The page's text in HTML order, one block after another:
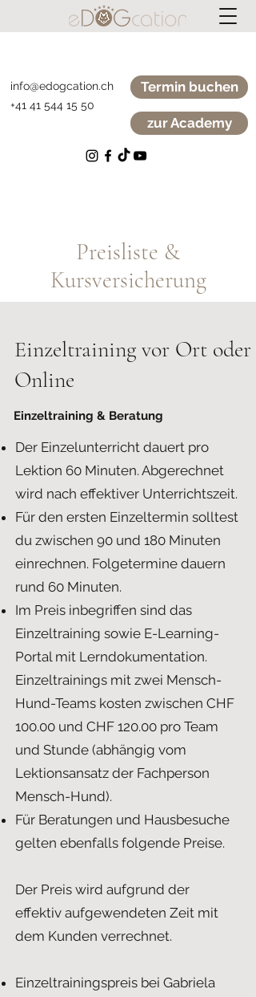
info@edogcation.ch
+41 41 544 15 50
Termin buchen
zur Academy
Preisliste &
Kursversicherung
Einzeltraining vor Ort oder
Online
Einzeltraining & Beratung
Der Einzelunterricht dauert pro
Lektion 60 Minuten. Abgerechnet
wird nach effektiver Unterrichtszeit.
Für den ersten Einzeltermin solltest
du zwischen 90 und 180 Minuten
einrechnen. Folgetermine dauern
rund 60 Minuten.
Im Preis inbegriffen sind das
Einzeltraining sowie E-Learning-
Portal mit Lerndokumentation.
Einzeltrainings mit zwei Mensch-
Hund-Teams kosten zwischen CHF
100.00 und CHF 120.00 pro Team
und Stunde (abhängig vom
Lektionsansatz der Fachperson
Mensch-Hund).
Für Beratungen und Hausbesuche
gelten ebenfalls folgende Preise.
Der Preis wird aufgrund der
effektiv aufgewendeten Zeit mit
dem Kunden verrechnet.
Einzeltrainingspreis bei Gabriela